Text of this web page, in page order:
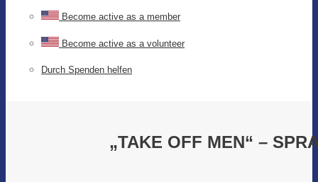
Become active as a member
Become active as a volunteer
Durch Spenden helfen
„TAKE OFF MEN“ –